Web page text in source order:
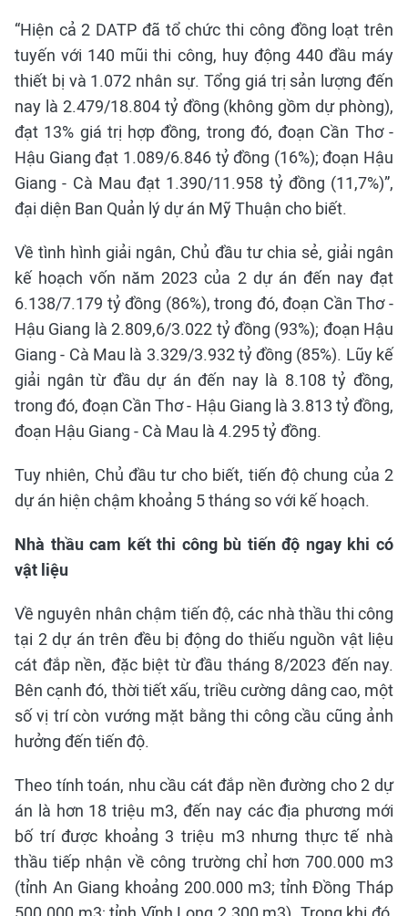
“Hiện cả 2 DATP đã tổ chức thi công đồng loạt trên
tuyến với 140 mũi thi công, huy động 440 đầu máy
thiết bị và 1.072 nhân sự. Tổng giá trị sản lượng đến
nay là 2.479/18.804 tỷ đồng (không gồm dự phòng),
đạt 13% giá trị hợp đồng, trong đó, đoạn Cần Thơ -
Hậu Giang đạt 1.089/6.846 tỷ đồng (16%); đoạn Hậu
Giang - Cà Mau đạt 1.390/11.958 tỷ đồng (11,7%)”,
đại diện Ban Quản lý dự án Mỹ Thuận cho biết.
Về tình hình giải ngân, Chủ đầu tư chia sẻ, giải ngân
kế hoạch vốn năm 2023 của 2 dự án đến nay đạt
6.138/7.179 tỷ đồng (86%), trong đó, đoạn Cần Thơ -
Hậu Giang là 2.809,6/3.022 tỷ đồng (93%); đoạn Hậu
Giang - Cà Mau là 3.329/3.932 tỷ đồng (85%). Lũy kế
giải ngân từ đầu dự án đến nay là 8.108 tỷ đồng,
trong đó, đoạn Cần Thơ - Hậu Giang là 3.813 tỷ đồng,
đoạn Hậu Giang - Cà Mau là 4.295 tỷ đồng.
Tuy nhiên, Chủ đầu tư cho biết, tiến độ chung của 2
dự án hiện chậm khoảng 5 tháng so với kế hoạch.
Nhà thầu cam kết thi công bù tiến độ ngay khi có
vật liệu
Về nguyên nhân chậm tiến độ, các nhà thầu thi công
tại 2 dự án trên đều bị động do thiếu nguồn vật liệu
cát đắp nền, đặc biệt từ đầu tháng 8/2023 đến nay.
Bên cạnh đó, thời tiết xấu, triều cường dâng cao, một
số vị trí còn vướng mặt bằng thi công cầu cũng ảnh
hưởng đến tiến độ.
Theo tính toán, nhu cầu cát đắp nền đường cho 2 dự
án là hơn 18 triệu m3, đến nay các địa phương mới
bố trí được khoảng 3 triệu m3 nhưng thực tế nhà
thầu tiếp nhận về công trường chỉ hơn 700.000 m3
(tỉnh An Giang khoảng 200.000 m3; tỉnh Đồng Tháp